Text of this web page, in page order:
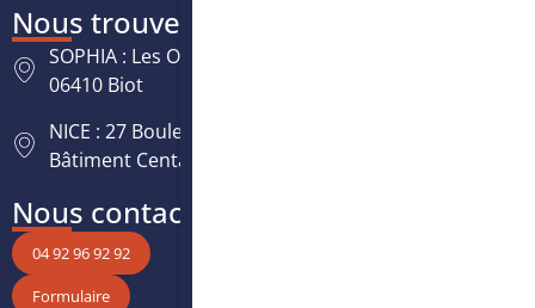
Nous trouver
SOPHIA : Les Oréades, 125 rue des Amandiers,
06410 Biot
NICE : 27 Boulevard Paul Montel Nice Leader -
Bâtiment Centaure, 06200 Nice
Nous contacter
04 92 96 92 92
Formulaire